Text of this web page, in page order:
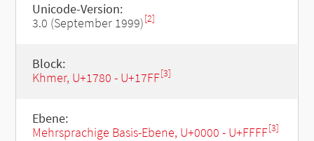
Unicode-Version:
3.0 (September 1999)[2]
Block:
Khmer, U+1780 - U+17FF[3]
Ebene:
Mehrsprachige Basis-Ebene, U+0000 - U+FFFF[3]